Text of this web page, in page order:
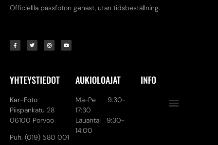
Officiellla passfoton genast, utan tidsbeställning.
YHTEYSTIEDOT
Kar-Foto
Piispankatu 28
06100 Porvoo
Puh. (019) 580 001
AUKIOLOAJAT
Ma-Pe 9:30-
17:30
Lauantai 9:30-
14:00
INFO